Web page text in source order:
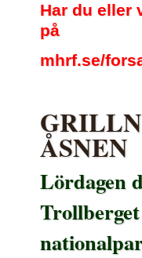
Har du eller
på
mhrf.se/
ÅSNEN
Lördagen